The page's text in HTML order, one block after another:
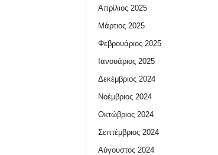
Απρίλιος 2025
Μάρτιος 2025
Φεβρουάριος 2025
Ιανουάριος 2025
Δεκέμβριος 2024
Νοέμβριος 2024
Οκτώβριος 2024
Σεπτέμβριος 2024
Αύγουστος 2024